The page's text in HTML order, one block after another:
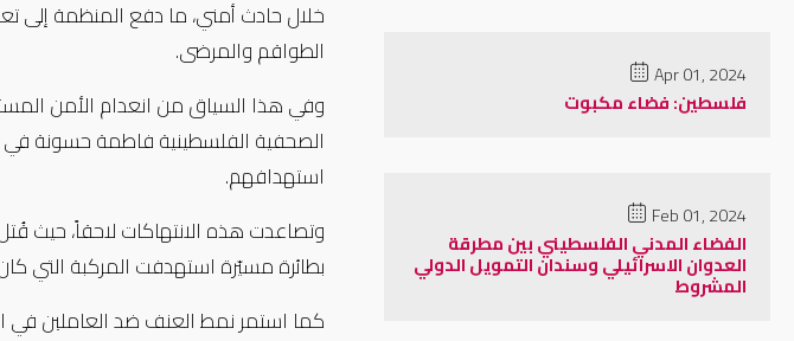
Apr 01, 2024
فلسطين: فضاء مكبوت
Feb 01, 2024
الفضاء المدني الفلسطيني بين مطرقة
العدوان الاسرائيلي وسندان التمويل الدولي
المشروط
الطواقم والمرضى.
وفي هذا السياق من انعدام الأمن
استهدافهم.
وتصاعدت هذه الانتهاكات لاحقاً، حيث
بطائرة مسيّرة استهدفت المركبة التي
كما استمر نمط العنف ضد العاملين في